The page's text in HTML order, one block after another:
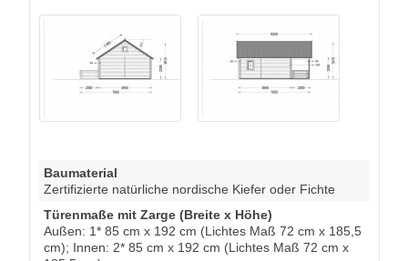
Baumaterial
Zertifizierte natürliche nordische Kiefer oder Fichte
Türenmaße mit Zarge (Breite x Höhe)
Außen: 1* 85 cm x 192 cm (Lichtes Maß 72 cm x 185,5
cm); Innen: 2* 85 cm x 192 cm (Lichtes Maß 72 cm x